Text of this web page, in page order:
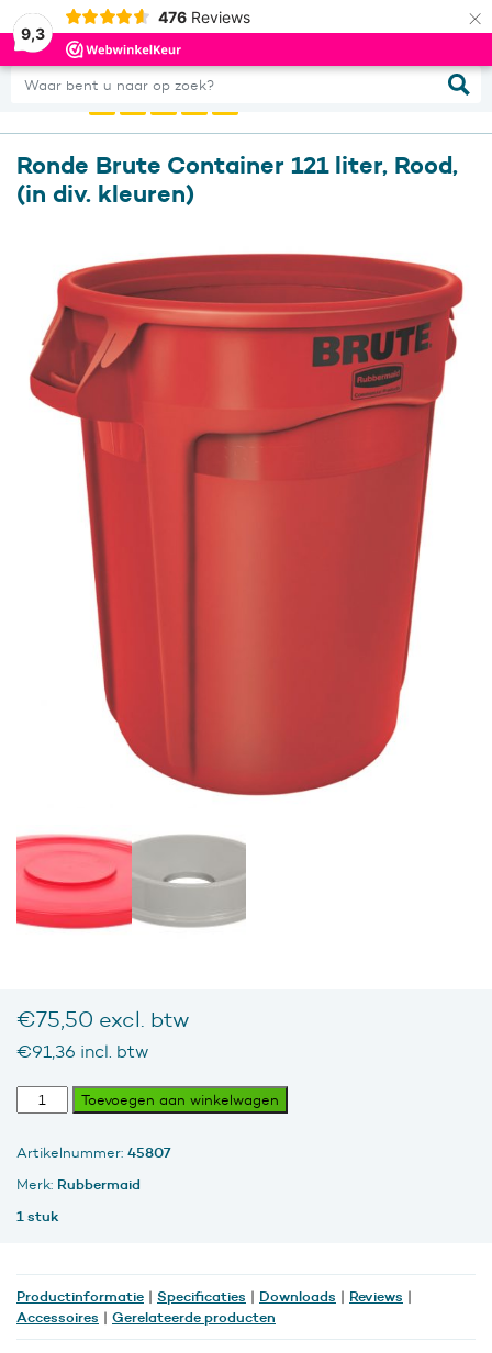
9,3
476 Reviews ×
Waar bent u naar op zoek?
0
Ronde Brute Container 121 liter, Rood,
(in div. kleuren)
€75,50 excl. btw
€91,36 incl. btw
Ronde
Brute
121
liter,
(in
Toevoegen aan winkelwagen
Artikelnummer: 45807
Merk: Rubbermaid
1 stuk
Productinformatie | Specificaties | Downloads | Reviews |
Accessoires | Gerelateerde producten